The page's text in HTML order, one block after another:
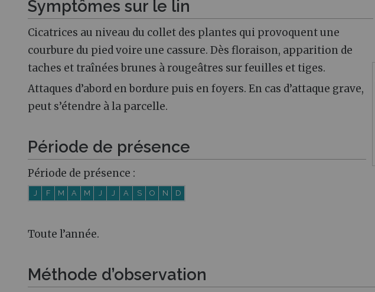
Symptômes sur le lin
Cicatrices au niveau du collet des plantes qui provoquent une
courbure du pied voire une cassure. Dès floraison, apparition de
taches et traînées brunes à rougeâtres sur feuilles et tiges.
Attaques d’abord en bordure puis en foyers. En cas d’attaque grave,
peut s’étendre à la parcelle.
Période de présence
Période de présence :
J F M A M J J A S O N D
Toute l’année.
Méthode d’observation